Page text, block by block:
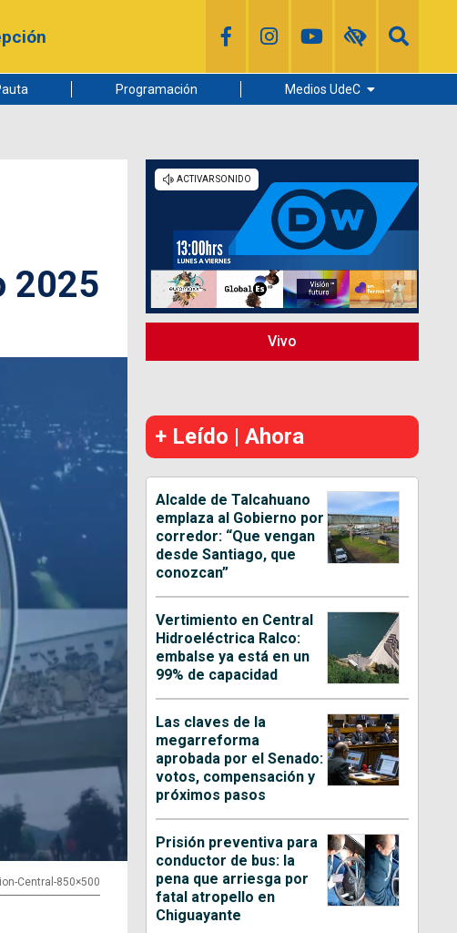
Programación Medios UdeC
Radio UdeC
Noticias UdeC
La Discusión
2025
Central-850×500
Vivo
+ Leído | Ahora
Alcalde de Talcahuano
emplaza al Gobierno por
corredor: “Que vengan
desde Santiago, que
conozcan”
Vertimiento en Central
Hidroeléctrica Ralco:
embalse ya está en un
99% de capacidad
Las claves de la
megarreforma
aprobada por el Senado:
votos, compensación y
próximos pasos
Prisión preventiva para
conductor de bus: la
pena que arriesga por
fatal atropello en
Chiguayante